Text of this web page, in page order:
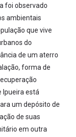
foi observado
ambientais
que vive
do
de um aterro
forma de
Ipueira está
um depósito de
de suas
em outra